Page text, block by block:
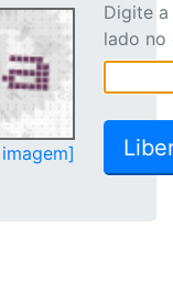
Digite
lado no